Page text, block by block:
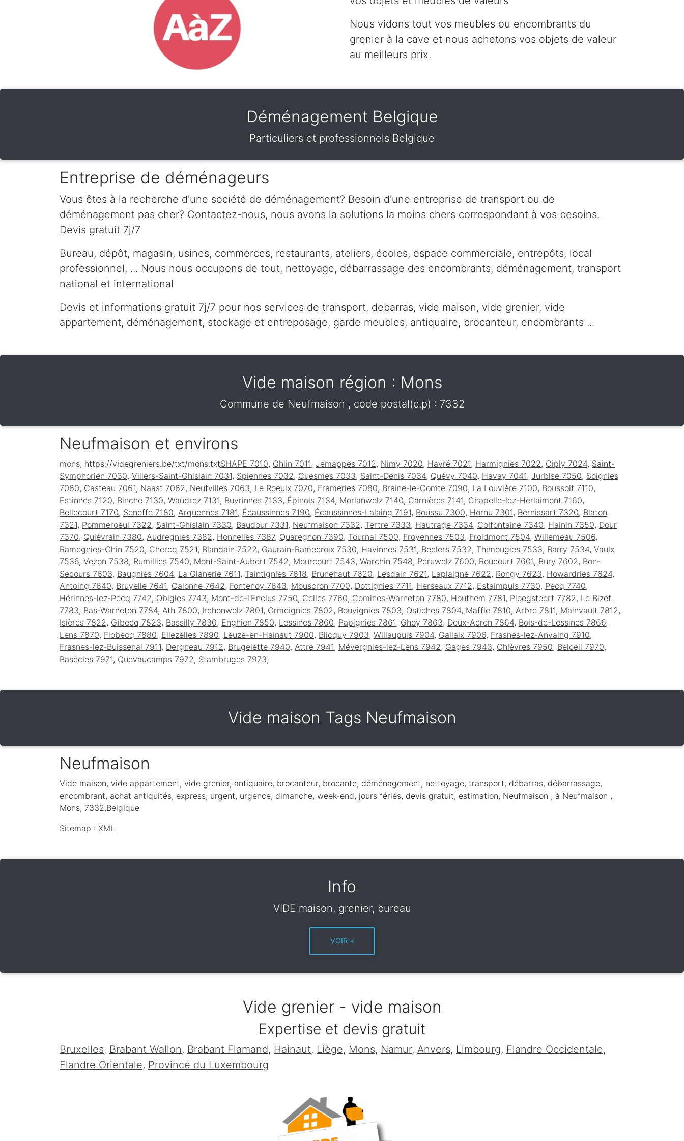
Nous vidons tout vos meubles ou encombrants du
grenier à la cave et nous achetons vos objets de valeur
au meilleurs prix.
Déménagement Belgique
Particuliers et professionnels Belgique
Entreprise de déménageurs
Vous êtes à la recherche d'une société de déménagement? Besoin d'une entreprise de transport ou de
déménagement pas cher? Contactez-nous, nous avons la solutions la moins chers correspondant à vos besoins.
Devis gratuit 7j/7
Bureau, dépôt, magasin, usines, commerces, restaurants, ateliers, écoles, espace commerciale, entrepôts, local
professionnel, ... Nous nous occupons de tout, nettoyage, débarrassage des encombrants, déménagement, transport
national et international
Devis et informations gratuit 7j/7 pour nos services de transport, debarras, vide maison, vide grenier, vide
appartement, déménagement, stockage et entreposage, garde meubles, antiquaire, brocanteur, encombrants ...
Vide maison région : Mons
Commune de Neufmaison , code postal(c.p) : 7332
Neufmaison et environs
mons, https://videgreniers.be/txt/mons.txtSHAPE 7010, Ghlin 7011, Jemappes 7012 , Nimy 7020, Havré 7021, Harmignies 7022 , Ciply 7024, Saint-
Symphorien 7030, Villers-Saint-Ghislain 7031, Spiennes 7032 , Cuesmes 7033, Saint-Denis 7034, Quévy 7040, Havay 7041, Jurbise 7050, Soignies
7060, Casteau 7061, Naast 7062 , Neufvilles 7063, Le Roeulx 7070, Frameries 7080, Braine-le-Comte 7090, La Louvière 7100, Boussoit 7110,
Estinnes 7120, Binche 7130, Waudrez 7131, Buvrinnes 7133, Épinois 7134, Morlanwelz 7140, Carnières 7141, Chapelle-lez-Herlaimont 7160,
Bellecourt 7170, Seneffe 7180, Arquennes 7181, Écaussinnes 7190, Écaussinnes-Lalaing 7191, Boussu 7300, Hornu 7301, Bernissart 7320, Blaton
7321, Pommeroeul 7322 , Saint-Ghislain 7330, Baudour 7331, Neufmaison 7332 , Tertre 7333, Hautrage 7334, Colfontaine 7340, Hainin 7350, Dour
7370, Quiévrain 7380, Audregnies 7382 , Honnelles 7387, Quaregnon 7390, Tournai 7500, Froyennes 7503, Froidmont 7504, Willemeau 7506,
Ramegnies-Chin 7520, Chercq 7521, Blandain 7522 , Gaurain-Ramecroix 7530, Havinnes 7531, Beclers 7532 , Thimougies 7533, Barry 7534, Vaulx
7536, Vezon 7538, Rumillies 7540, Mont-Saint-Aubert 7542 , Mourcourt 7543, Warchin 7548, Péruwelz 7600, Roucourt 7601, Bury 7602 , Bon-
Secours 7603, Baugnies 7604, La Glanerie 7611, Taintignies 7618, Brunehaut 7620, Lesdain 7621, Laplaigne 7622 , Rongy 7623, Howardries 7624,
Antoing 7640, Bruyelle 7641, Calonne 7642 , Fontenoy 7643, Mouscron 7700, Dottignies 7711, Herseaux 7712 , Estaimpuis 7730, Pecq 7740,
Hérinnes-lez-Pecq 7742 , Obigies 7743, Mont-de-l'Enclus 7750, Celles 7760, Comines-Warneton 7780, Houthem 7781, Ploegsteert 7782 , Le Bizet
7783, Bas-Warneton 7784, Ath 7800, Irchonwelz 7801, Ormeignies 7802 , Bouvignies 7803, Ostiches 7804, Maffle 7810, Arbre 7811, Mainvault 7812 ,
Isières 7822 , Gibecq 7823, Bassilly 7830, Enghien 7850, Lessines 7860, Papignies 7861, Ghoy 7863, Deux-Acren 7864, Bois-de-Lessines 7866,
Lens 7870, Flobecq 7880, Ellezelles 7890, Leuze-en-Hainaut 7900, Blicquy 7903, Willaupuis 7904, Gallaix 7906, Frasnes-lez-Anvaing 7910,
Frasnes-lez-Buissenal 7911, Dergneau 7912 , Brugelette 7940, Attre 7941, Mévergnies-lez-Lens 7942 , Gages 7943, Chièvres 7950, Beloeil 7970,
Basècles 7971, Quevaucamps 7972 , Stambruges 7973,
Vide maison Tags Neufmaison
Neufmaison
Vide maison, vide appartement, vide grenier, antiquaire, brocanteur, brocante, déménagement, nettoyage, transport, débarras, débarrassage,
encombrant, achat antiquités, express, urgent, urgence, dimanche, week-end, jours fériés, devis gratuit, estimation, Neufmaison , à Neufmaison ,
Mons, 7332,Belgique
Sitemap : XML
Info
VIDE maison, grenier, bureau
Vide grenier - vide maison
Expertise et devis gratuit
Bruxelles, Brabant Wallon, Brabant Flamand, Hainaut, Liège, Mons, Namur, Anvers, Limbourg, Flandre Occidentale,
Flandre Orientale, Province du Luxembourg